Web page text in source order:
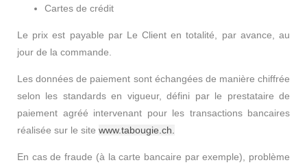
Cartes de crédit
Le prix est payable par Le Client en totalité, par avance, au
jour de la commande.
Les données de paiement sont échangées de manière chiffrée
selon les standards en vigueur, défini par le prestataire de
paiement agréé intervenant pour les transactions bancaires
réalisée sur le site www.tabougie.ch.
En cas de fraude (à la carte bancaire par exemple), problème